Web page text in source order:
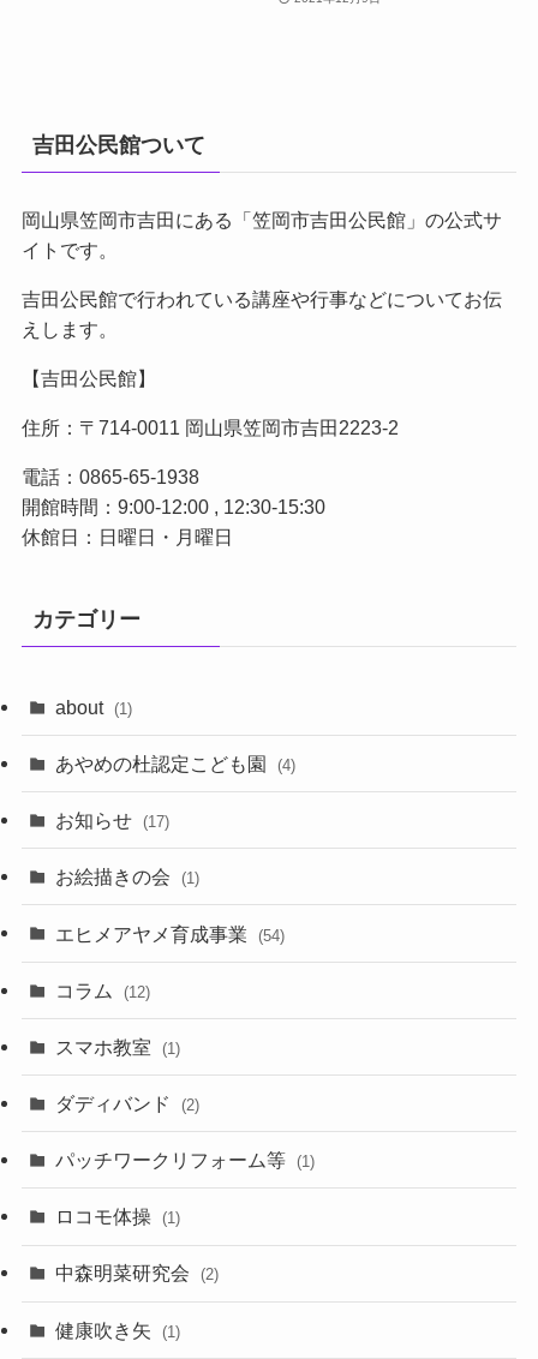
吉田公民館ついて
岡山県笠岡市吉田にある「笠岡市吉田公民館」の公式サ
イトです。
吉田公民館で行われている講座や行事などについてお伝
えします。
【吉田公民館】
住所：〒714-0011 岡山県笠岡市吉田2223-2
電話：0865-65-1938
開館時間：9:00-12:00 , 12:30-15:30
休館日：日曜日・月曜日
カテゴリー
about (1)
あやめの杜認定こども園 (4)
お知らせ (17)
お絵描きの会 (1)
エヒメアヤメ育成事業 (54)
コラム (12)
スマホ教室 (1)
ダディバンド (2)
パッチワークリフォーム等 (1)
ロコモ体操 (1)
中森明菜研究会 (2)
健康吹き矢 (1)